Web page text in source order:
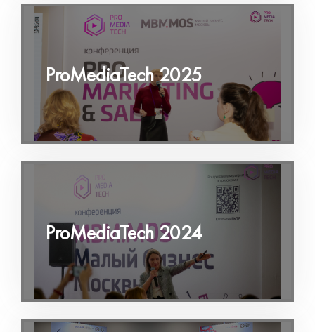
ProMediaTech 2025
ProMediaTech 2024